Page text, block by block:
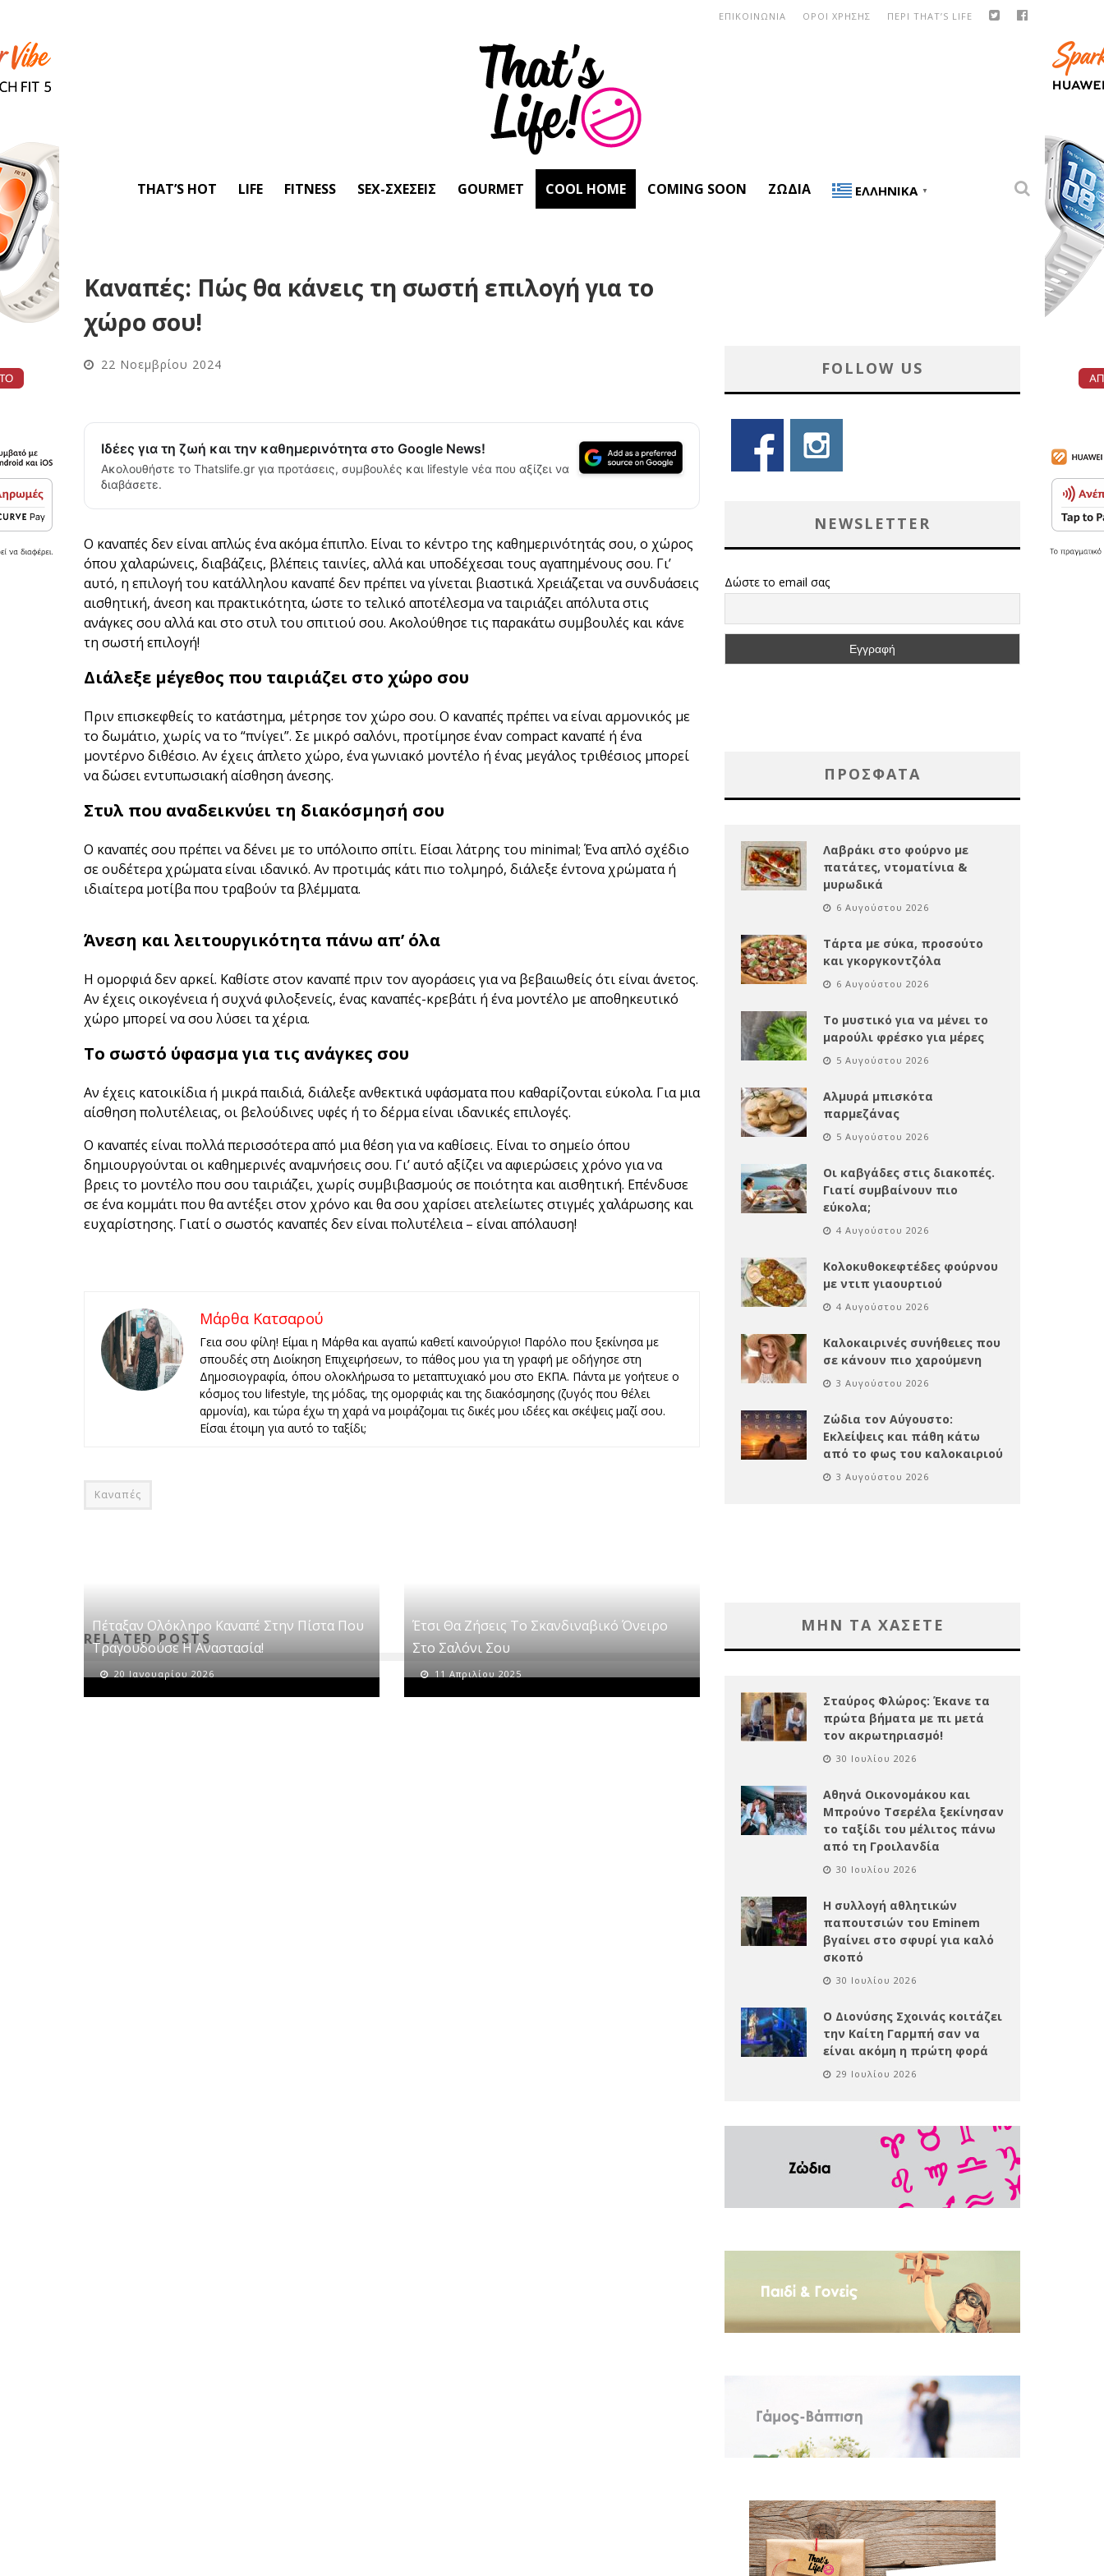
ΠΕΡΙ THAT’S LIFE
ΟΡΟΙ ΧΡΗΣΗΣ
ΕΠΙΚΟΙΝΩΝΙΑ
THAT’S HOT LIFE FITNESS SEX-ΣΧΈΣΕΙΣ GOURMET COOL HOME COMING SOON ΖΏΔΙΑ ΕΛΛΗΝΙΚΆ ▼
Καναπές: Πώς θα κάνεις τη σωστή επιλογή για το
χώρο σου!
22 Νοεμβρίου 2024
Ιδέες για τη ζωή και την καθημερινότητα στο Google News!
Ακολουθήστε το Thatslife.gr για προτάσεις, συμβουλές και lifestyle νέα που αξίζει να
διαβάσετε.
Ο καναπές δεν είναι απλώς ένα ακόμα έπιπλο. Είναι το κέντρο της καθημερινότητάς σου, ο χώρος
όπου χαλαρώνεις, διαβάζεις, βλέπεις ταινίες, αλλά και υποδέχεσαι τους αγαπημένους σου. Γι’
αυτό, η επιλογή του κατάλληλου καναπέ δεν πρέπει να γίνεται βιαστικά. Χρειάζεται να συνδυάσεις
αισθητική, άνεση και πρακτικότητα, ώστε το τελικό αποτέλεσμα να ταιριάζει απόλυτα στις
ανάγκες σου αλλά και στο στυλ του σπιτιού σου. Ακολούθησε τις παρακάτω συμβουλές και κάνε
τη σωστή επιλογή!
Διάλεξε μέγεθος που ταιριάζει στο χώρο σου
Πριν επισκεφθείς το κατάστημα, μέτρησε τον χώρο σου. Ο καναπές πρέπει να είναι αρμονικός με
το δωμάτιο, χωρίς να το “πνίγει”. Σε μικρό σαλόνι, προτίμησε έναν compact καναπέ ή ένα
μοντέρνο διθέσιο. Αν έχεις άπλετο χώρο, ένα γωνιακό μοντέλο ή ένας μεγάλος τριθέσιος μπορεί
να δώσει εντυπωσιακή αίσθηση άνεσης.
Στυλ που αναδεικνύει τη διακόσμησή σου
Ο καναπές σου πρέπει να δένει με το υπόλοιπο σπίτι. Είσαι λάτρης του minimal; Ένα απλό σχέδιο
σε ουδέτερα χρώματα είναι ιδανικό. Αν προτιμάς κάτι πιο τολμηρό, διάλεξε έντονα χρώματα ή
ιδιαίτερα μοτίβα που τραβούν τα βλέμματα.
Άνεση και λειτουργικότητα πάνω απ’ όλα
Η ομορφιά δεν αρκεί. Καθίστε στον καναπέ πριν τον αγοράσεις για να βεβαιωθείς ότι είναι άνετος.
Αν έχεις οικογένεια ή συχνά φιλοξενείς, ένας καναπές-κρεβάτι ή ένα μοντέλο με αποθηκευτικό
χώρο μπορεί να σου λύσει τα χέρια.
Το σωστό ύφασμα για τις ανάγκες σου
Αν έχεις κατοικίδια ή μικρά παιδιά, διάλεξε ανθεκτικά υφάσματα που καθαρίζονται εύκολα. Για μια
αίσθηση πολυτέλειας, οι βελούδινες υφές ή το δέρμα είναι ιδανικές επιλογές.
Ο καναπές είναι πολλά περισσότερα από μια θέση για να καθίσεις. Είναι το σημείο όπου
δημιουργούνται οι καθημερινές αναμνήσεις σου. Γι’ αυτό αξίζει να αφιερώσεις χρόνο για να
βρεις το μοντέλο που σου ταιριάζει, χωρίς συμβιβασμούς σε ποιότητα και αισθητική. Επένδυσε
σε ένα κομμάτι που θα αντέξει στον χρόνο και θα σου χαρίσει ατελείωτες στιγμές χαλάρωσης και
ευχαρίστησης. Γιατί ο σωστός καναπές δεν είναι πολυτέλεια – είναι απόλαυση!
Μάρθα Κατσαρού
Γεια σου φίλη! Είμαι η Μάρθα και αγαπώ καθετί καινούργιο! Παρόλο που ξεκίνησα με
σπουδές στη Διοίκηση Επιχειρήσεων, το πάθος μου για τη γραφή με οδήγησε στη
Δημοσιογραφία, όπου ολοκλήρωσα το μεταπτυχιακό μου στο ΕΚΠΑ. Πάντα με γοήτευε ο
κόσμος του lifestyle, της μόδας, της ομορφιάς και της διακόσμησης (ζυγός που θέλει
αρμονία), και τώρα έχω τη χαρά να μοιράζομαι τις δικές μου ιδέες και σκέψεις μαζί σου.
Είσαι έτοιμη για αυτό το ταξίδι;
Καναπές
RELATED POSTS
Πέταξαν Ολόκληρο Καναπέ Στην Πίστα Που
Τραγουδούσε Η Αναστασία!
20 Ιανουαρίου 2026
Έτσι Θα Ζήσεις Το Σκανδιναβικό Όνειρο
Στο Σαλόνι Σου
11 Απριλίου 2025
FOLLOW US
NEWSLETTER
Δώστε το email σας
ΠΡΌΣΦΑΤΑ
Λαβράκι στο φούρνο με
πατάτες, ντοματίνια &
μυρωδικά
6 Αυγούστου 2026
Τάρτα με σύκα, προσούτο
και γκοργκοντζόλα
6 Αυγούστου 2026
Το μυστικό για να μένει το
μαρούλι φρέσκο για μέρες
5 Αυγούστου 2026
Αλμυρά μπισκότα
παρμεζάνας
5 Αυγούστου 2026
Οι καβγάδες στις διακοπές.
Γιατί συμβαίνουν πιο
εύκολα;
4 Αυγούστου 2026
Κολοκυθοκεφτέδες φούρνου
με ντιπ γιαουρτιού
4 Αυγούστου 2026
Καλοκαιρινές συνήθειες που
σε κάνουν πιο χαρούμενη
3 Αυγούστου 2026
Ζώδια τον Αύγουστο:
Εκλείψεις και πάθη κάτω
από το φως του καλοκαιριού
3 Αυγούστου 2026
ΜΗΝ ΤΑ ΧΑΣΕΤΕ
Σταύρος Φλώρος: Έκανε τα
πρώτα βήματα με πι μετά
τον ακρωτηριασμό!
30 Ιουλίου 2026
Αθηνά Οικονομάκου και
Μπρούνο Τσερέλα ξεκίνησαν
το ταξίδι του μέλιτος πάνω
από τη Γροιλανδία
30 Ιουλίου 2026
Η συλλογή αθλητικών
παπουτσιών του Eminem
βγαίνει στο σφυρί για καλό
σκοπό
30 Ιουλίου 2026
Ο Διονύσης Σχοινάς κοιτάζει
την Καίτη Γαρμπή σαν να
είναι ακόμη η πρώτη φορά
29 Ιουλίου 2026